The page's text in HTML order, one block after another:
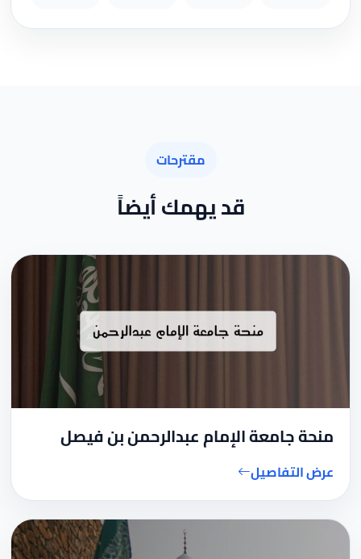
مقترحات
قد يهمك أيضاً
منحة جامعة الإمام عبدالرحمن بن فيصل
عرض التفاصيل